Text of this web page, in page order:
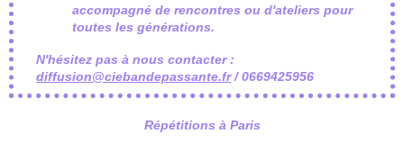
accompagné de rencontres ou d'ateliers pour
toutes les générations.
N'hésitez pas à nous contacter :
diffusion@ciebandepassante.fr/ 0669425956
Répétitions à Paris